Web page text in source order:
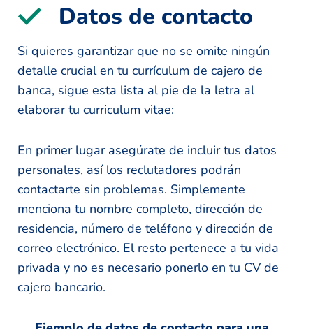
Datos de contacto
Si quieres garantizar que no se omite ningún
detalle crucial en tu currículum de cajero de
banca, sigue esta lista al pie de la letra al
elaborar tu curriculum vitae:
En primer lugar asegúrate de incluir tus datos
personales, así los reclutadores podrán
contactarte sin problemas. Simplemente
menciona tu nombre completo, dirección de
residencia, número de teléfono y dirección de
correo electrónico. El resto pertenece a tu vida
privada y no es necesario ponerlo en tu CV de
cajero bancario.